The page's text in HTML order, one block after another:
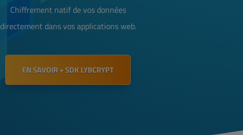
Chiffrement natif de vos données
directement dans vos applications web.
EN SAVOIR + SDK LYBCRYPT